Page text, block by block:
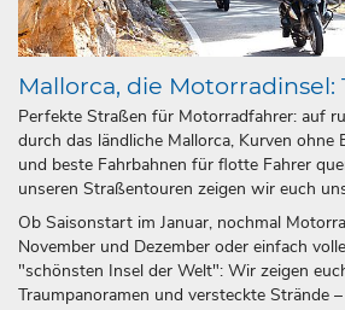
Mallorca, die Motorradinsel:
Perfekte Straßen für Motorradfahrer: auf
durch das ländliche Mallorca, Kurven ohne
und beste Fahrbahnen für flotte Fahrer
unseren Straßentouren zeigen wir euch
Ob Saisonstart im Januar, nochmal
November und Dezember oder einfach
"schönsten Insel der Welt": Wir zeigen
Traumpanoramen und versteckte Strände